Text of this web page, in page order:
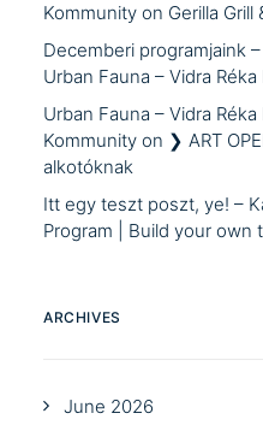
Kommunity on Gerilla Grill
Decemberi programjaink
Urban Fauna – Vidra Réka
Urban Fauna – Vidra
Kommunity on ❯ ART
alkotóknak
Itt egy teszt poszt, ye! –
Program | Build your own
ARCHIVES
June 2026